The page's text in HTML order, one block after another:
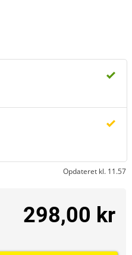
Opdateret kl. 11.57
298,00 kr